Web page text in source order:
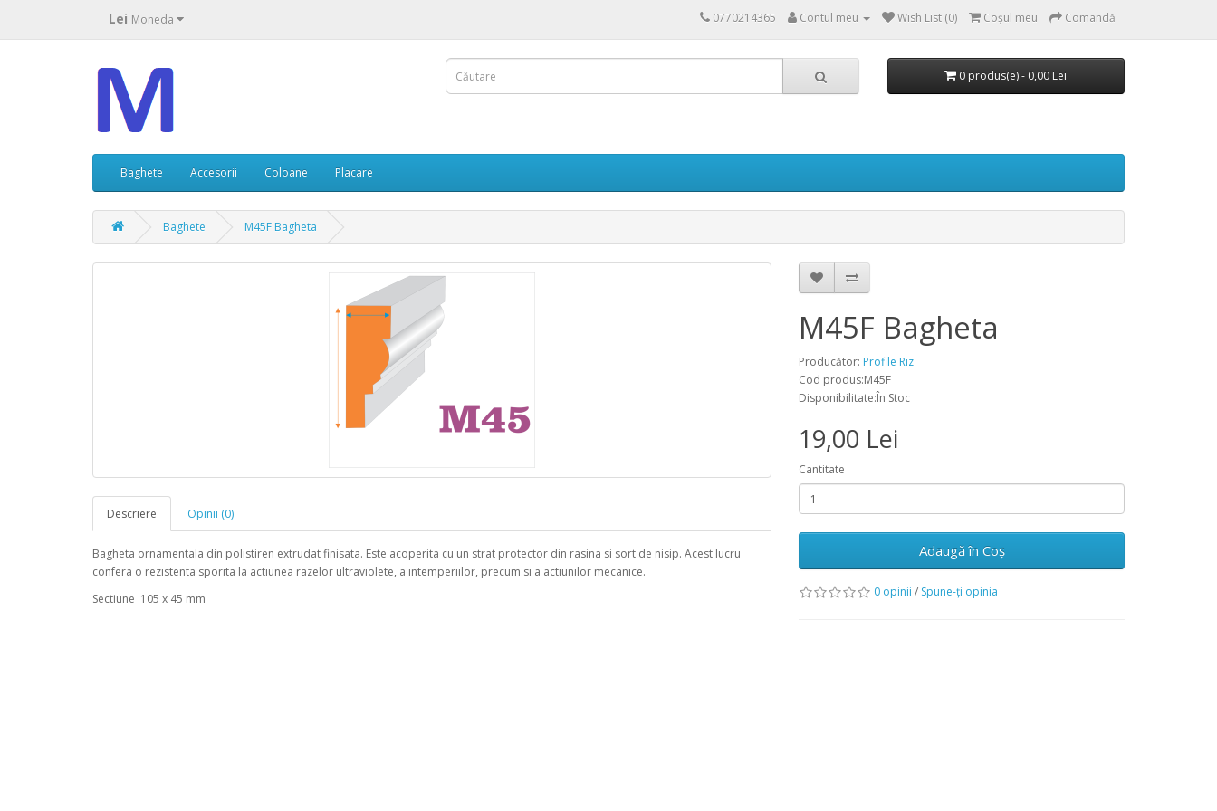
Lei Moneda 0770214365 Contul meu Wish List (0) Coşul meu Comandă
0 produs(e) - 0,00 Lei
Baghete Accesorii Coloane Placare
Baghete M45F Bagheta
Descriere Opinii (0)
Bagheta ornamentala din polistiren extrudat finisata. Este acoperita cu un strat protector din rasina si sort de nisip. Acest lucru
confera o rezistenta sporita la actiunea razelor ultraviolete, a intemperiilor, precum si a actiunilor mecanice.
Sectiune 105 x 45 mm
M45F Bagheta
Producător: Profile Riz
Cod produs:M45F
Disponibilitate:În Stoc
19,00 Lei
Cantitate
Adaugă în Coş
0 opinii / Spune-ţi opinia